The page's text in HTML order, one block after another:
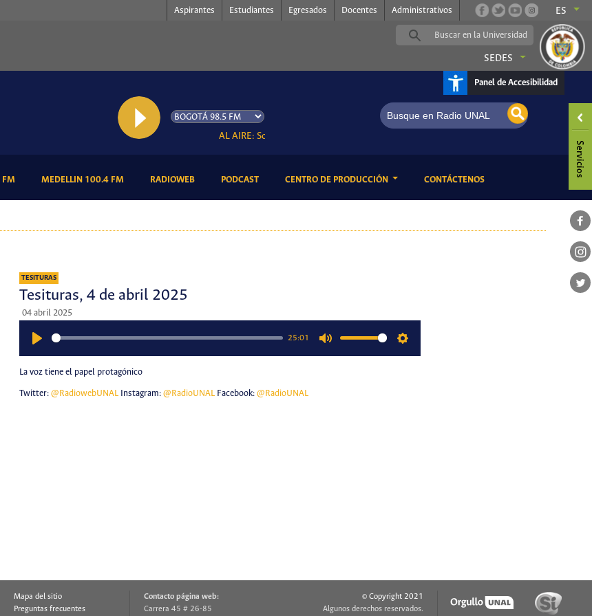
Aspirantes Estudiantes Egresados Docentes Administrativos ES
SEDES
Panel de Accesibilidad
AL AIRE: Somos Radio UNAL, somos música
FM(CURRENT)MEDELLIN 100.4 FM(CURRENT)RADIOWEB(CURRENT)PODCAST(CURRENT)CENTRO DE PRODUCCIÓN CONTÁCTENOS(CURRENT)
TESITURAS
Tesituras, 4 de abril 2025
04 abril 2025
25:01
La voz tiene el papel protagónico
Twitter: @RadiowebUNALInstagram: @RadioUNALFacebook: @RadioUNAL
Mapa del sitio
Preguntas frecuentes
Contacto página web:
Carrera 45 # 26-85
© Copyright 2021
Algunos derechos reservados.